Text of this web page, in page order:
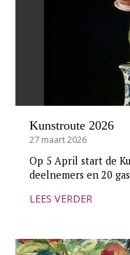
Kunstroute 2026
27 maart 2026
Op 5 April start de
deelnemers en 20
LEES VERDER